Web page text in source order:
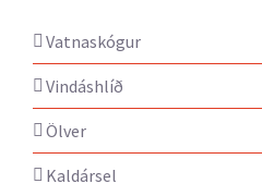
Vatnaskógur
Vindáshlíð
Ölver
Kaldársel